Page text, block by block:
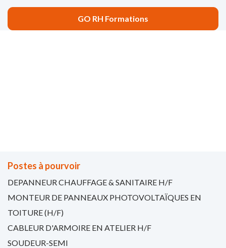
GO RH Formations
Postes à pourvoir
DEPANNEUR CHAUFFAGE & SANITAIRE H/F
MONTEUR DE PANNEAUX PHOTOVOLTAÏQUES EN
TOITURE (H/F)
CABLEUR D'ARMOIRE EN ATELIER H/F
SOUDEUR-SEMI